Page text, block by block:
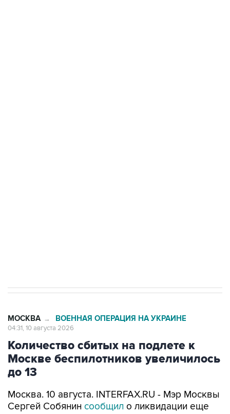
МОСКВА → ВОЕННАЯ ОПЕРАЦИЯ НА УКРАИНЕ
04:31, 10 августа 2026
Количество сбитых на подлете к
Москве беспилотников увеличилось
до 13
Москва. 10 августа. INTERFAX.RU - Мэр Москвы
Сергей Собянин сообщил о ликвидации еще